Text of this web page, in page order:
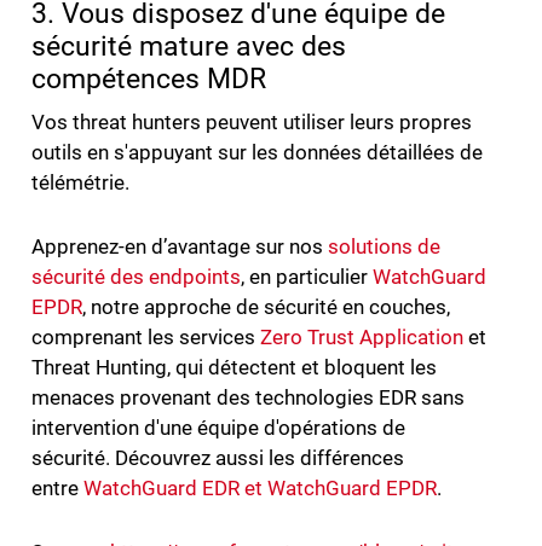
3. Vous disposez d'une équipe de
sécurité mature avec des
compétences MDR
Vos threat hunters peuvent utiliser leurs propres
outils en s'appuyant sur les données détaillées de
télémétrie.
Apprenez-en d’avantage sur nos solutions de
sécurité des endpoints, en particulierWatchGuard
EPDR, notre approche de sécurité en couches,
comprenant les services Zero Trust Application et
Threat Hunting, qui détectent et bloquent les
menaces provenant des technologies EDR sans
intervention d'une équipe d'opérations de
sécurité. Découvrez aussi les différences
entre WatchGuard EDR et WatchGuard EPDR.